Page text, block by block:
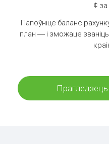
¢ за
Папоўніце баланс
план — і зможаце
Прагледзець